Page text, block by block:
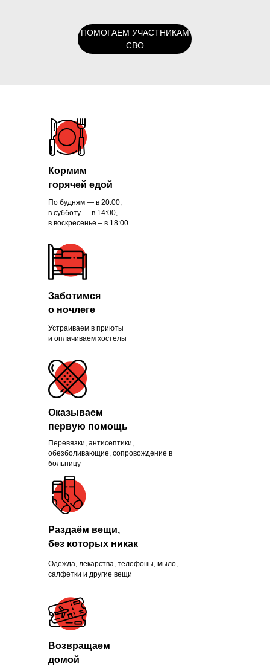
ПОМОГАЕМ УЧАСТНИКАМ
СВО
По будням — в 20:00,
в субботу — в 14:00,
в воскресенье – в 18:00
Устраиваем в приюты
и оплачиваем хостелы
Перевязки, антисептики,
обезболивающие, сопровождение в
больницу
Кормим
горячей едой
Заботимся
о ночлеге
Оказываем
первую помощь
Одежда, лекарства, телефоны, мыло,
салфетки и другие вещи
Раздаём вещи,
без которых никак
Возвращаем
домой
Помогли больше, чем
1300 нуждающихся и
продолжаем это делать
каждый день
ПРИСОЕДИНИТЬСЯ
Зачем помогать